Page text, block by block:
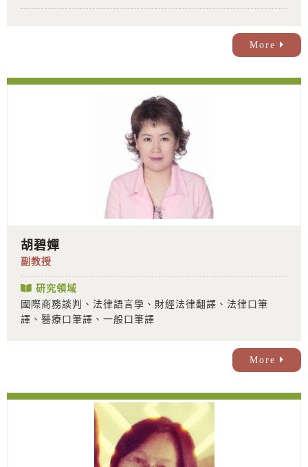
More
胡碧嬋
副教授
研究領域
國際商務談判、法律語言學、財經法律翻譯、法律口筆
譯、醫療口筆譯、一般口筆譯
More